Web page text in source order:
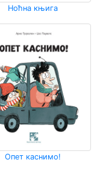
Ноћна књига
Опет каснимо!